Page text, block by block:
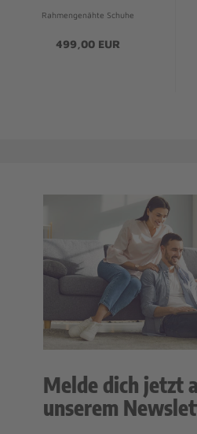
Rahmengenähte Schuhe
499,00 EUR
Melde dich jetzt
unserem